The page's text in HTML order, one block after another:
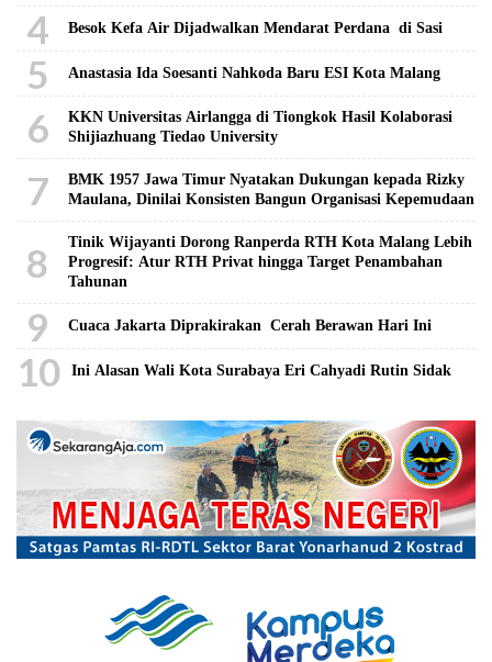
4 Besok Kefa Air Dijadwalkan Mendarat Perdana di Sasi
5 Anastasia Ida Soesanti Nahkoda Baru ESI Kota Malang
6
KKN Universitas Airlangga di Tiongkok Hasil Kolaborasi ​
Shijiazhuang Tiedao University
7
BMK 1957 Jawa Timur Nyatakan Dukungan kepada Rizky
Maulana, Dinilai Konsisten Bangun Organisasi Kepemudaan
8
Tinik Wijayanti Dorong Ranperda RTH Kota Malang Lebih
Progresif: Atur RTH Privat hingga Target Penambahan
Tahunan
9 Cuaca Jakarta Diprakirakan Cerah Berawan Hari Ini
10 Ini Alasan Wali Kota Surabaya Eri Cahyadi Rutin Sidak